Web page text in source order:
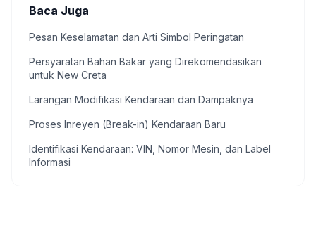
Baca Juga
Pesan Keselamatan dan Arti Simbol Peringatan
Persyaratan Bahan Bakar yang Direkomendasikan
untuk New Creta
Larangan Modifikasi Kendaraan dan Dampaknya
Proses Inreyen (Break-in) Kendaraan Baru
Identifikasi Kendaraan: VIN, Nomor Mesin, dan Label
Informasi